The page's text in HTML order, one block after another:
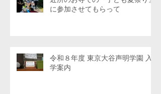
に参加させてもらって
令和８年度 東京大谷声明学園 入
学案内